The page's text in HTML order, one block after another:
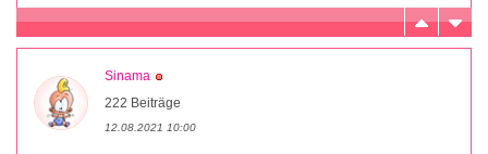
Sinama
222 Beiträge
12.08.2021 10:00